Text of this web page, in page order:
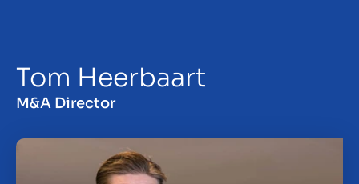
Unternehmen verkaufen
Insights
Tom Heerbaart
M&A Director